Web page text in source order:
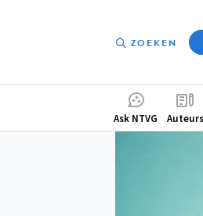
ZOEKEN
Ask NTVG Auteurs